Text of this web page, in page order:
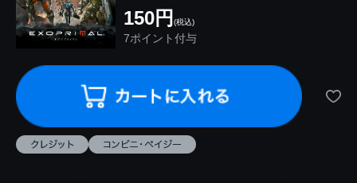
150円 (税込)
7ポイント付与